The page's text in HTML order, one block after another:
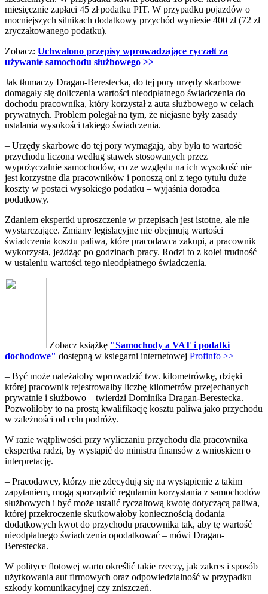
miesięcznie zapłaci 45 zł podatku PIT. W przypadku pojazdów o
mocniejszych silnikach dodatkowy przychód wyniesie 400 zł (72 zł
zryczałtowanego podatku).
Zobacz: Uchwalono przepisy wprowadzające ryczałt za
używanie samochodu służbowego >>
Jak tłumaczy Dragan-Berestecka, do tej pory urzędy skarbowe
domagały się doliczenia wartości nieodpłatnego świadczenia do
dochodu pracownika, który korzystał z auta służbowego w celach
prywatnych. Problem polegał na tym, że niejasne były zasady
ustalania wysokości takiego świadczenia.
– Urzędy skarbowe do tej pory wymagają, aby była to wartość
przychodu liczona według stawek stosowanych przez
wypożyczalnie samochodów, co ze względu na ich wysokość nie
jest korzystne dla pracowników i ponoszą oni z tego tytułu duże
koszty w postaci wysokiego podatku – wyjaśnia doradca
podatkowy.
Zdaniem ekspertki uproszczenie w przepisach jest istotne, ale nie
wystarczające. Zmiany legislacyjne nie obejmują wartości
świadczenia kosztu paliwa, które pracodawca zakupi, a pracownik
wykorzysta, jeżdżąc po godzinach pracy. Rodzi to z kolei trudność
w ustaleniu wartości tego nieodpłatnego świadczenia.
Zobacz książkę "Samochody a VAT i podatki
dochodowe" dostępną w ksiegarni internetowej Profinfo >>
– Być może należałoby wprowadzić tzw. kilometrówkę, dzięki
której pracownik rejestrowałby liczbę kilometrów przejechanych
prywatnie i służbowo – twierdzi Dominika Dragan-Berestecka. –
Pozwoliłoby to na prostą kwalifikację kosztu paliwa jako przychodu
w zależności od celu podróży.
W razie wątpliwości przy wyliczaniu przychodu dla pracownika
ekspertka radzi, by wystąpić do ministra finansów z wnioskiem o
interpretację.
– Pracodawcy, którzy nie zdecydują się na wystąpienie z takim
zapytaniem, mogą sporządzić regulamin korzystania z samochodów
służbowych i być może ustalić ryczałtową kwotę dotyczącą paliwa,
której przekroczenie skutkowałoby koniecznością dodania
dodatkowych kwot do przychodu pracownika tak, aby tę wartość
nieodpłatnego świadczenia opodatkować – mówi Dragan-
Berestecka.
W polityce flotowej warto określić takie rzeczy, jak zakres i sposób
użytkowania aut firmowych oraz odpowiedzialność w przypadku
szkody komunikacyjnej czy zniszczeń.